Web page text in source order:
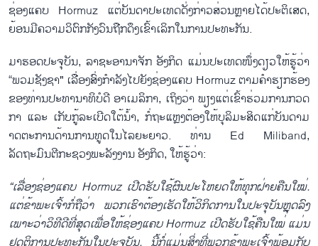
ຊ່ອງແຄບ Hormuz ແຕ່ບັນດາປະເທດດັ່ງກ່າວສ່ວນຫຼາຍໄດ້ປະຕິເສດ,
ຍ້ອນມີຄວາມວິຕົກກັງວົນຖືກດຶງເຂົ້າເລິກໃນການປະທະກັນ.
ມາຮອດປະຈຸບັນ, ລາຊະອານາຈັກ ອັງກິດ ແມ່ນປະເທດໜຶ່ງດຽວໃຫ້ຮູ້ວ່າ
“ພວມຊັງຊາ" ເລື່ອງສົ່ງກຳລັງໄປຍັງຊ່ອງແຄບ Hormuz ຕາມຄຳຮຽກຮ້ອງ
ຂອງທ່ານປະທານາທິບໍດີ ອາເມລິກາ, ເຖິງວ່າ ພຽງແຕ່ເຂົ້າຮ່ວມການກວດ
ກາ ແລະ ເກັບກູ້ລະເບີດໃຕ້ນ້ຳ, ກໍ່ຖະແຫຼງຕ້ອງໃຫ້ບຸລິມະສິດແກ່ບັນດາມ
າດຕະການດ້ານການທູດໃນໄລຍະຍາວ. ທ່ານ Ed Miliband,
ລັດຖະມົນຕີກະຊວງພະລັງງານ ອັງກິດ, ໃຫ້ຮູ້ວ່າ:
“ເລື່ອງຊ່ອງແຄບ Hormuz ເປີດຮັບໃຊ້ຜົນປະໂຫຍດໃຫ້ທຸກຝ່າຍຄືນໃໝ່.
ແຕ່ຂ້າພະເຈົ້າກໍ່ຖືວ່າ ພວກເຮົາຕ້ອງເຮັດໃຫ້ວິກິດການໃນປະຈຸບັນຫຼຸດລົງ
ເພາະວ່າວິທີດີທີ່ສຸດເພື່ອໃຫ້ຊ່ອງແຄບHormuzເປີດຮັບໃຊ້ຄືນໃໝ່ ແມ່ນ